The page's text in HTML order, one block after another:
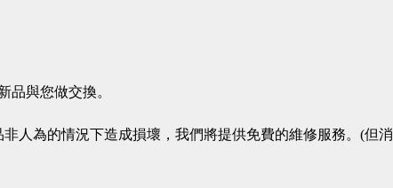
與您做交換。
人為的情況下造成損壞，我們將提供免費的維修服務。(但消